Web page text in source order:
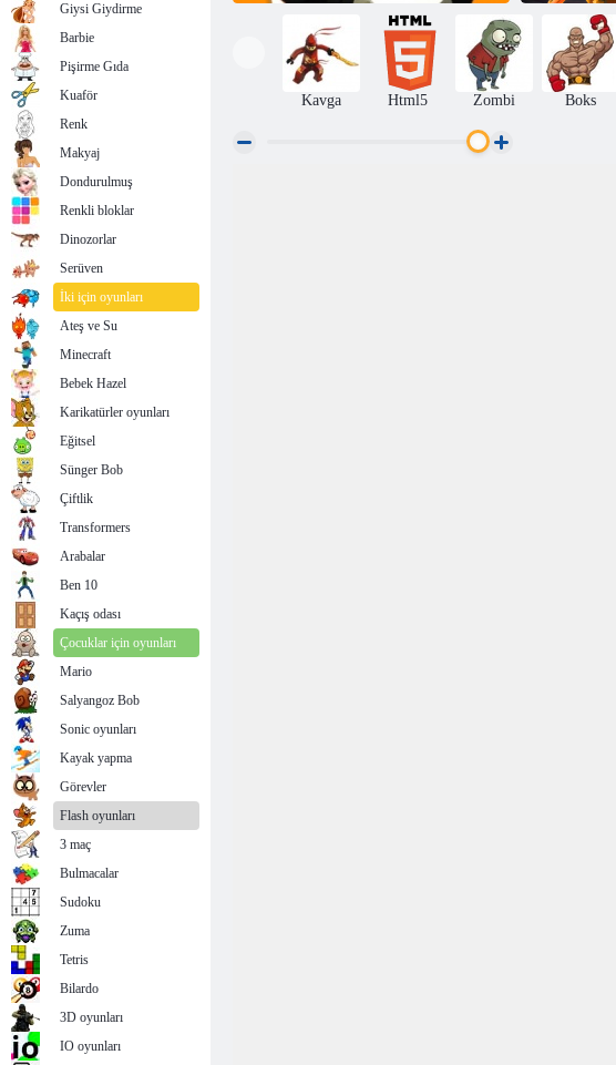
Arena
Kahramanları
Kavga Html5 Zombi Boks
Giysi Giydirme
Barbie
Pişirme Gıda
Kuaför
Renk
Makyaj
Dondurulmuş
Renkli bloklar
Dinozorlar
Serüven
İki için oyunları
Ateş ve Su
Minecraft
Bebek Hazel
Karikatürler oyunları
Eğitsel
Sünger Bob
Çiftlik
Transformers
Arabalar
Ben 10
Kaçış odası
Çocuklar için oyunları
Mario
Salyangoz Bob
Sonic oyunları
Kayak yapma
Görevler
Flash oyunları
3 maç
Bulmacalar
Sudoku
Zuma
Tetris
Bilardo
3D oyunları
IO oyunları